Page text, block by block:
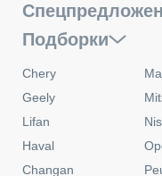
Подборки
Chery
Geely
Lifan
Haval
Changan